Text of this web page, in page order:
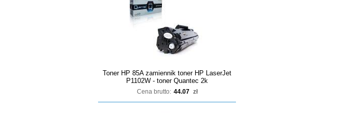
Toner HP 85A zamiennik toner HP LaserJet
P1102W - toner Quantec 2k
Cena brutto: 44.07 zł